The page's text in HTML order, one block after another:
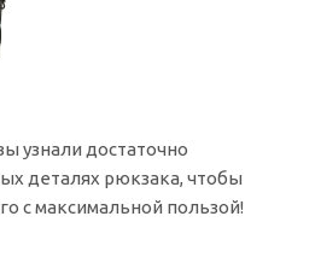
узнали достаточно
деталях рюкзака, чтобы
с максимальной пользой!